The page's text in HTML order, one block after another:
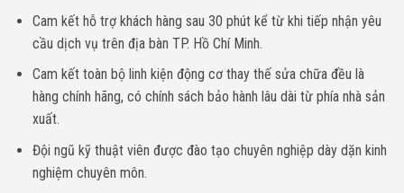
Cam kết hỗ trợ khách hàng sau 30 phút kể từ khi tiếp nhận yêu
cầu dịch vụ trên địa bàn TP. Hồ Chí Minh.
Cam kết toàn bộ linh kiện động cơ thay thế sửa chữa đều là
hàng chính hãng, có chính sách bảo hành lâu dài từ phía nhà sản
xuất.
Đội ngũ kỹ thuật viên được đào tạo chuyên nghiệp dày dặn kinh
nghiệm chuyên môn.